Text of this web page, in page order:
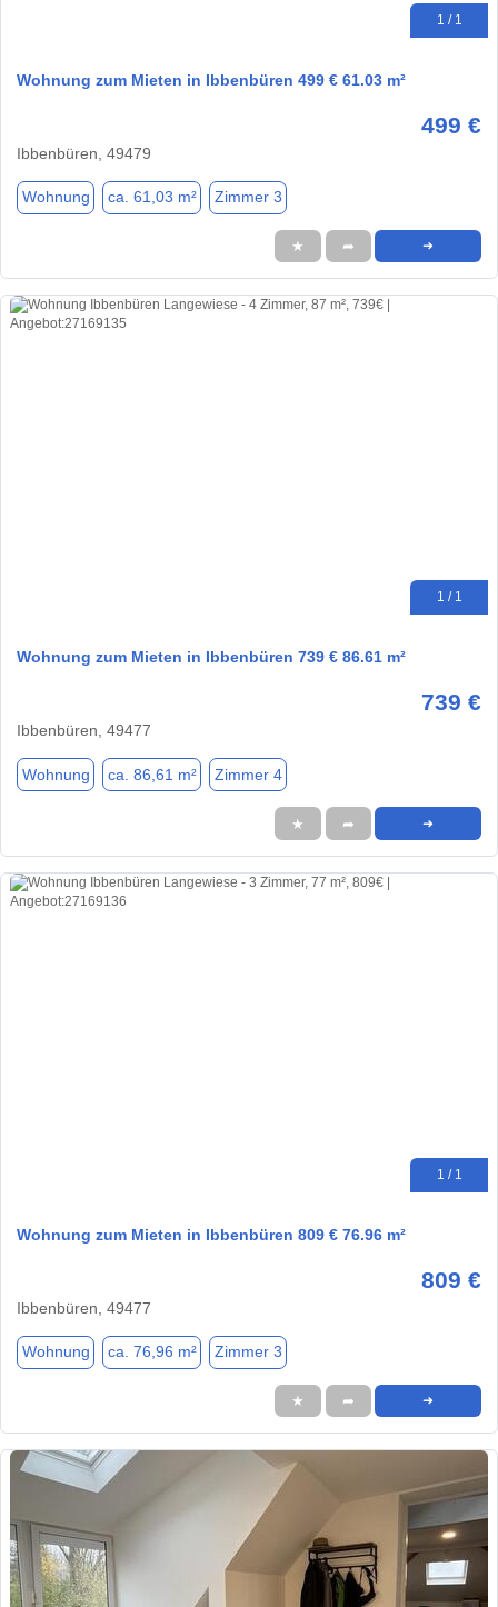
1 / 1
Wohnung zum Mieten in Ibbenbüren 499 € 61.03 m²
499 €
Ibbenbüren, 49479
Wohnung ca. 61,03 m² Zimmer 3
★ ➦ ➜
1 / 1
Wohnung zum Mieten in Ibbenbüren 739 € 86.61 m²
739 €
Ibbenbüren, 49477
Wohnung ca. 86,61 m² Zimmer 4
★ ➦ ➜
1 / 1
Wohnung zum Mieten in Ibbenbüren 809 € 76.96 m²
809 €
Ibbenbüren, 49477
Wohnung ca. 76,96 m² Zimmer 3
★ ➦ ➜